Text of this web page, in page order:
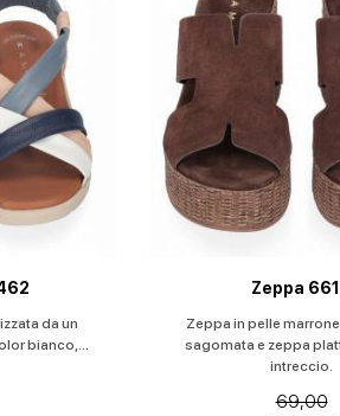
da un
bianco,...
Zeppa
Zeppa in pelle
sagomata e zeppa
intreccio.
69,00